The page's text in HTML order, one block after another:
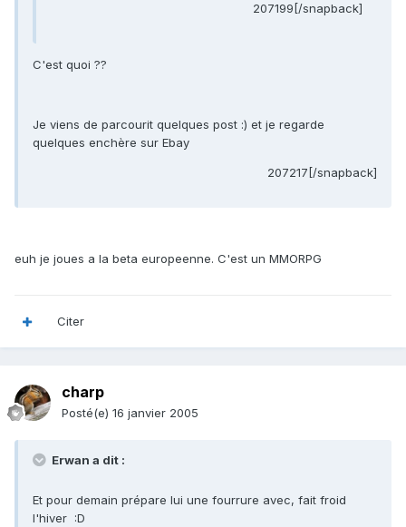
207199[/snapback]
C'est quoi ??
Je viens de parcourit quelques post :) et je regarde
quelques enchère sur Ebay
207217[/snapback]
euh je joues a la beta europeenne. C'est un MMORPG
Citer
charp
Posté(e) 16 janvier 2005
Erwan a dit :
Et pour demain prépare lui une fourrure avec, fait froid
l'hiver :D